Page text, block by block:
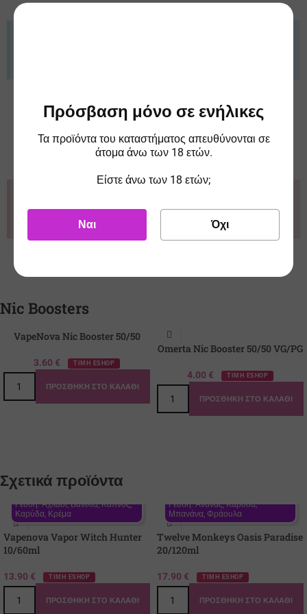
Πρόσβαση μόνο σε ενήλικες
Τα προϊόντα του καταστήματος απευθύνονται σε
άτομα άνω των 18 ετών.
Είστε άνω των 18 ετών;
Ναι Όχι
Προσοχή
Το προϊόν δεν μπορεί να ατμιστεί απευθείας, χρειάζεται αραίωση με
βάσεις που προορίζονται για χρήση με ηλεκτρονικό τσιγάρο
Μακριά από παιδιά. Μπορεί να προκαλέσει αλλεργική αντίδραση.
Τηλ. Κέντρου Δηλητηριάσεων:+302107793777
Nic Boosters
VapeNova Nic Booster 50/50
3.60 € ΤΙΜΗ ESHOP
ΠΡΟΣΘΉΚΗ ΣΤΟ ΚΑΛΆΘΙ
Omerta Nic Booster 50/50 VG/PG
4.00 € ΤΙΜΗ ESHOP
ΠΡΟΣΘΉΚΗ ΣΤΟ ΚΑΛΆΘΙ
Σχετικά προϊόντα
Γεύση: Αχλάδι, Βανίλια, Καπνός,
Καρύδα, Κρέμα
Vapenova Vapor Witch Hunter
10/60ml
13.90 € ΤΙΜΗ ESHOP
ΠΡΟΣΘΉΚΗ ΣΤΟ ΚΑΛΆΘΙ
Γεύση: Ανανάς, Καρύδα,
Μπανάνα, Φράουλα
Twelve Monkeys Oasis Paradise
20/120ml
17.90 € ΤΙΜΗ ESHOP
ΠΡΟΣΘΉΚΗ ΣΤΟ ΚΑΛΆΘΙ